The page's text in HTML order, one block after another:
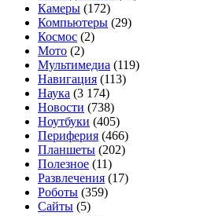
Камеры (172)
Компьютеры (29)
Космос (2)
Мото (2)
Мультимедиа (119)
Навигация (113)
Наука (3 174)
Новости (738)
Ноутбуки (405)
Периферия (466)
Планшеты (202)
Полезное (11)
Развлечения (17)
Роботы (359)
Сайты (5)